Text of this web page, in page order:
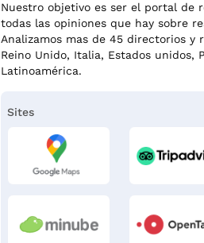
Nuestro objetivo es ser el portal de
todas las opiniones que hay sobre
Analizamos mas de 45 directorios y
Reino Unido, Italia, Estados unidos,
Latinoamérica.
Sites